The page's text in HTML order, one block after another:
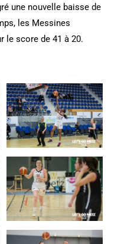
une nouvelle baisse de
les Messines
le score de 41 à 20.